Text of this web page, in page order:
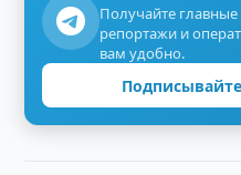
Получайте
репортажи и
вам удобно.